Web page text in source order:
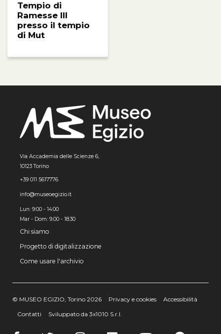
Tempio di
Ramesse III
presso il tempio
di Mut
Via Accademia delle Scienze 6,
10123 Torino
+39 011 5617776
info@museoegizio.it
Lun: 9:00 - 14:00
Mar - Dom: 9.00 - 18.30
Chi siamo
Progetto di digitalizzazione
Come usare l'archivio
© MUSEO EGIZIO, Torino 2026 Privacy e cookies
Accessibilità
Contatti
Sviluppato da 3x1010 S.r.l.